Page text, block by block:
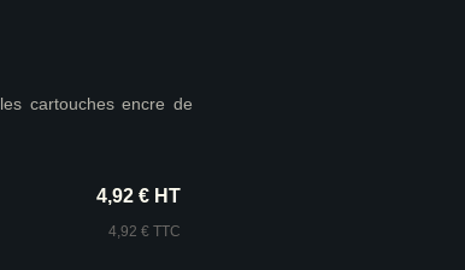
les cartouches encre de
4,92 € HT
4,92 € TTC